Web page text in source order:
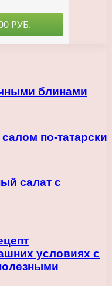
блинами
по-татарски
салат с
условиях с